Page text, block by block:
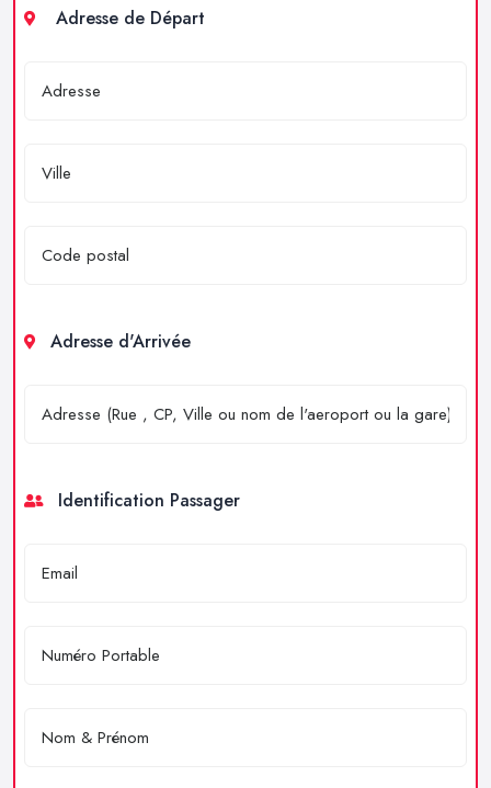
Adresse de Départ
Adresse d'Arrivée
Identification Passager